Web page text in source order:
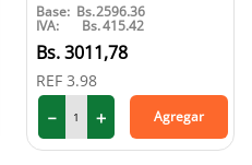
Base: Bs.2596.36
IVA: Bs.415.42
3011,78
REF 3.98
＋
－ Agregar